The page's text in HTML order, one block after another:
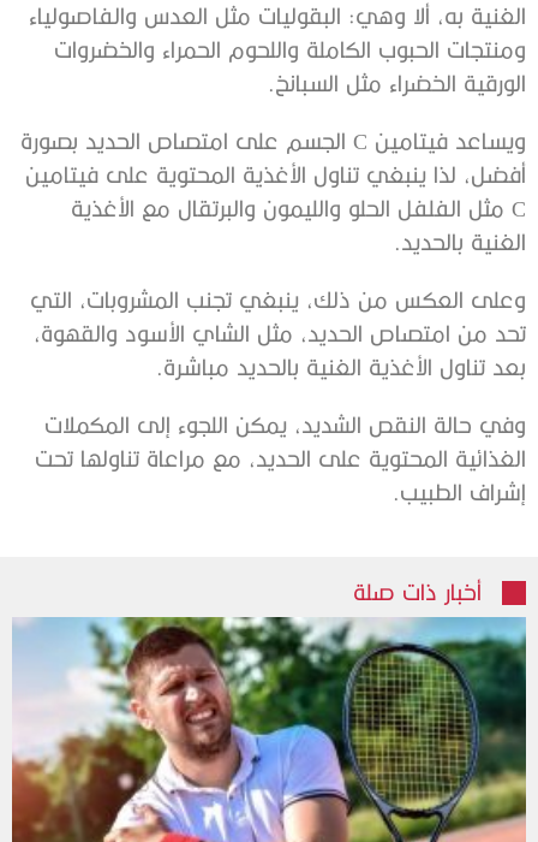
الغنية به، ألا وهي: البقوليات مثل العدس والفاصولياء
ومنتجات الحبوب الكاملة واللحوم الحمراء والخضروات
الورقية الخضراء مثل السبانخ.
ويساعد فيتامين C الجسم على امتصاص الحديد بصورة
أفضل، لذا ينبغي تناول الأغذية المحتوية على فيتامين
C مثل الفلفل الحلو والليمون والبرتقال مع الأغذية
الغنية بالحديد.
وعلى العكس من ذلك، ينبغي تجنب المشروبات، التي
تحد من امتصاص الحديد، مثل الشاي الأسود والقهوة،
بعد تناول الأغذية الغنية بالحديد مباشرة.
وفي حالة النقص الشديد، يمكن اللجوء إلى المكملات
الغذائية المحتوية على الحديد، مع مراعاة تناولها تحت
إشراف الطبيب.
أخبار ذات صلة